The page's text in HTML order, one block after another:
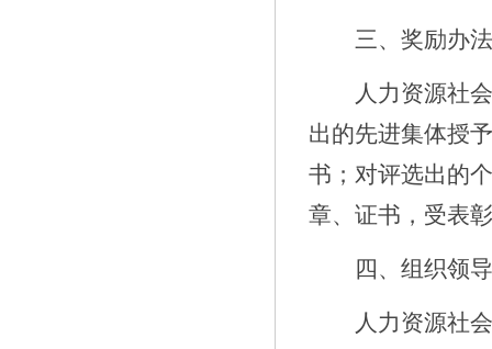
三、奖励办法
人力资源社
出的先进集体授予
书；对评选出的
章、证书， 受表
四、组织领导
人力资源社